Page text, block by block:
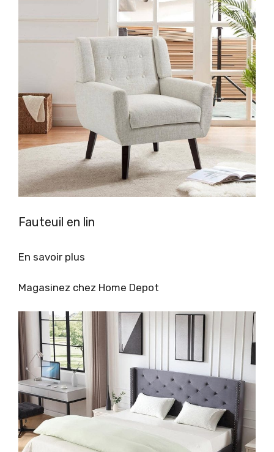
Fauteuil en lin
En savoir plus
Magasinez chez Home Depot